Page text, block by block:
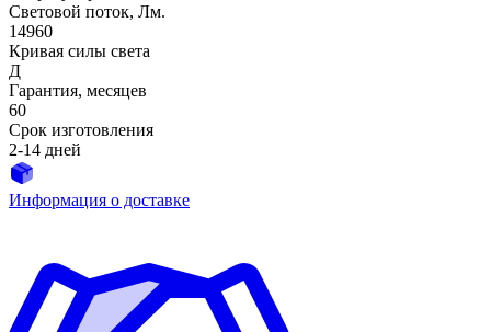
Световой поток, Лм.
14960
Кривая силы света
Д
Гарантия, месяцев
60
Срок изготовления
2-14 дней
Информация о доставке